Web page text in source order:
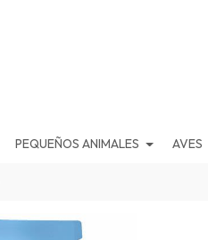
PEQUEÑOS ANIMALES AVES